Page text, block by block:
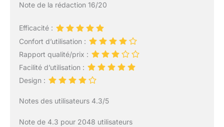
Note de la rédaction 16/20
Efficacité :
Confort d’utilisation :
Rapport qualité/prix :
Facilité d’utilisation :
Design :
Notes des utilisateurs 4.3/5
Note de 4.3 pour 2048 utilisateurs